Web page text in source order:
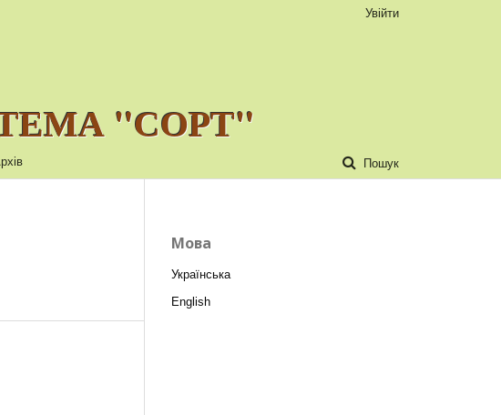
"СОРТ"
Пошук
Увійти
Мова
Українська
English